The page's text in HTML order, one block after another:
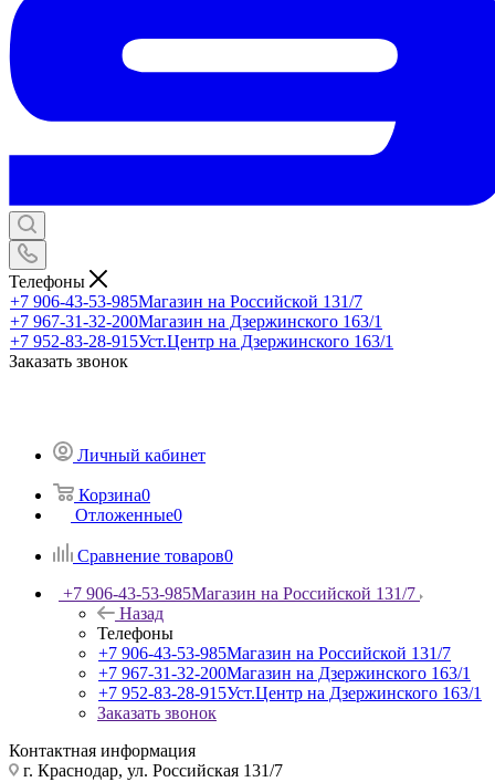
Телефоны
+7 906-43-53-985Магазин на Российской 131/7
+7 967-31-32-200Магазин на Дзержинского 163/1
+7 952-83-28-915Уст.Центр на Дзержинского 163/1
Заказать звонок
Личный кабинет
Корзина0
Отложенные0
Сравнение товаров0
+7 906-43-53-985Магазин на Российской 131/7
Назад
Телефоны
+7 906-43-53-985Магазин на Российской 131/7
+7 967-31-32-200Магазин на Дзержинского 163/1
+7 952-83-28-915Уст.Центр на Дзержинского 163/1
Заказать звонок
Контактная информация
г. Краснодар, ул. Российская 131/7